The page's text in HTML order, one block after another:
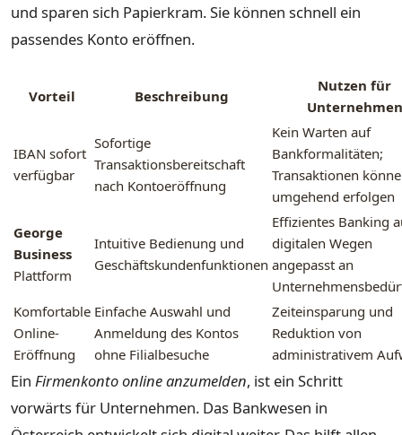
und sparen sich Papierkram. Sie können schnell ein
passendes Konto eröffnen.
Vorteil Beschreibung
Nutzen für
Unternehmen
IBAN sofort
verfügbar
Sofortige
Transaktionsbereitschaft
nach Kontoeröffnung
Kein Warten auf
Bankformalitäten;
Transaktionen
umgehend erfolgen
George
Business
Plattform
Intuitive Bedienung und
Geschäftskundenfunktionen
Effizientes Banking
digitalen Wegen
angepasst an
Komfortable
Online-
Eröffnung
Einfache Auswahl und
Anmeldung des Kontos
ohne Filialbesuche
Zeiteinsparung und
Reduktion von
administrativem
Ein Firmenkonto online anzumelden, ist ein Schritt
vorwärts für Unternehmen. Das Bankwesen in